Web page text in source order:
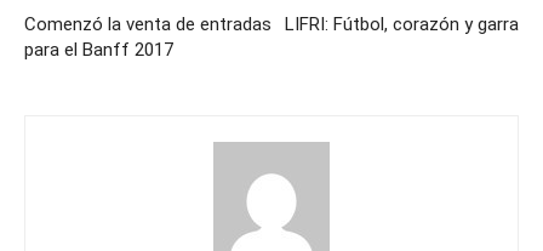
Comenzó la venta de entradas
para el Banff 2017
LIFRI: Fútbol, corazón y garra